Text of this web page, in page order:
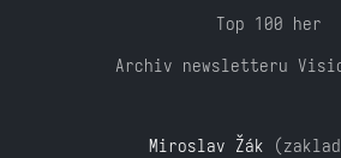
Top 100 her
Archiv newsletteru
Miroslav Žák